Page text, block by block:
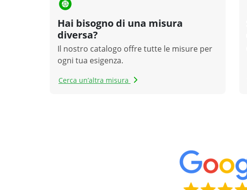
Hai bisogno di una misura
diversa?
Il nostro catalogo offre tutte le misure per
ogni tua esigenza.
Cerca un’altra misura